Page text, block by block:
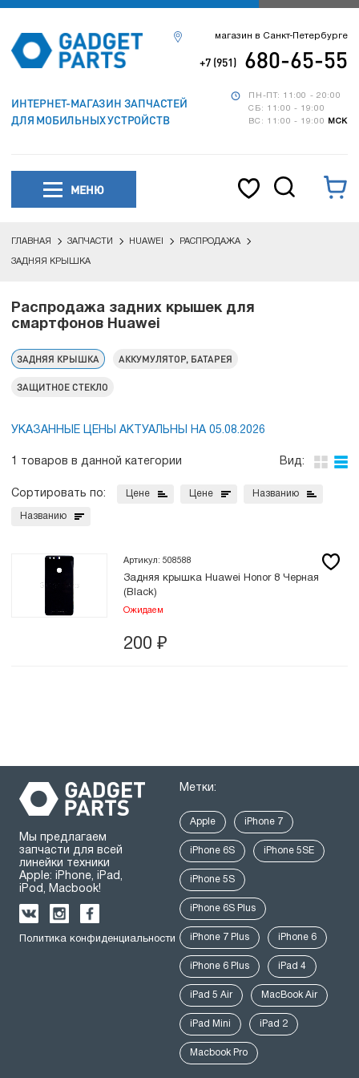
ИНТЕРНЕТ-МАГАЗИН ЗАПЧАСТЕЙ
ДЛЯ МОБИЛЬНЫХ УСТРОЙСТВ
ПН-ПТ: 11:00 - 20:00
СБ: 11:00 - 19:00
ВС: 11:00 - 19:00
МСК
магазин в Санкт-Петербурге
+7 (951) 680-65-55
МЕНЮ
ГЛАВНАЯ ЗАПЧАСТИ HUAWEI РАСПРОДАЖА
ЗАДНЯЯ КРЫШКА
Распродажа задних крышек для
смартфонов Huawei
ЗАДНЯЯ КРЫШКА АККУМУЛЯТОР, БАТАРЕЯ
ЗАЩИТНОЕ СТЕКЛО
УКАЗАННЫЕ ЦЕНЫ АКТУАЛЬНЫ НА 05.08.2026
1 товаров в данной категории Вид:
Сортировать по: Цене Цене Названию
Названию
Артикул: 508588
Задняя крышка Huawei Honor 8 Черная
(Black)
Ожидаем
200 ₽
Мы предлагаем
запчасти для всей
линейки техники
Apple: iPhone, iPad,
iPod, Macbook!
Политика конфиденциальности
Метки:
Apple iPhone 7
iPhone 6S iPhone 5SE
iPhone 5S
iPhone 6S Plus
iPhone 7 Plus iPhone 6
iPhone 6 Plus iPad 4
iPad 5 Air MacBook Air
iPad Mini iPad 2
Macbook Pro